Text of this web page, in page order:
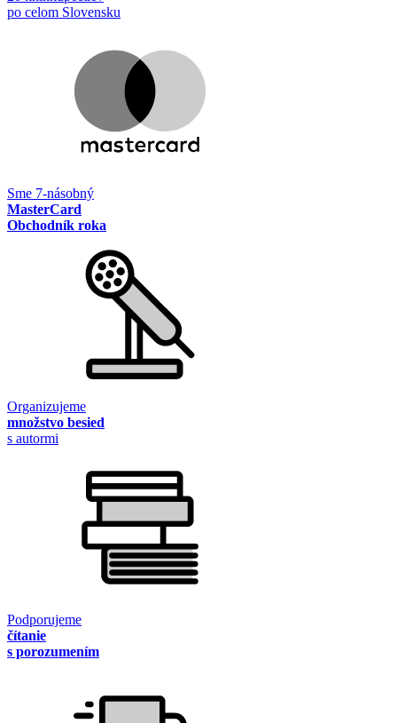
po celom Slovensku
Sme 7-násobný
MasterCard
Obchodník roka
Organizujeme
množstvo besied
s autormi
Podporujeme
čítanie
s porozumením